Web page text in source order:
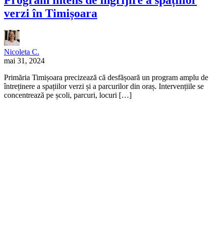
verzi în Timișoara
Nicoleta C.
mai 31, 2024
Primăria Timișoara precizează că desfășoară un program amplu de
întreținere a spațiilor verzi și a parcurilor din oraș. Intervențiile se
concentrează pe școli, parcuri, locuri […]